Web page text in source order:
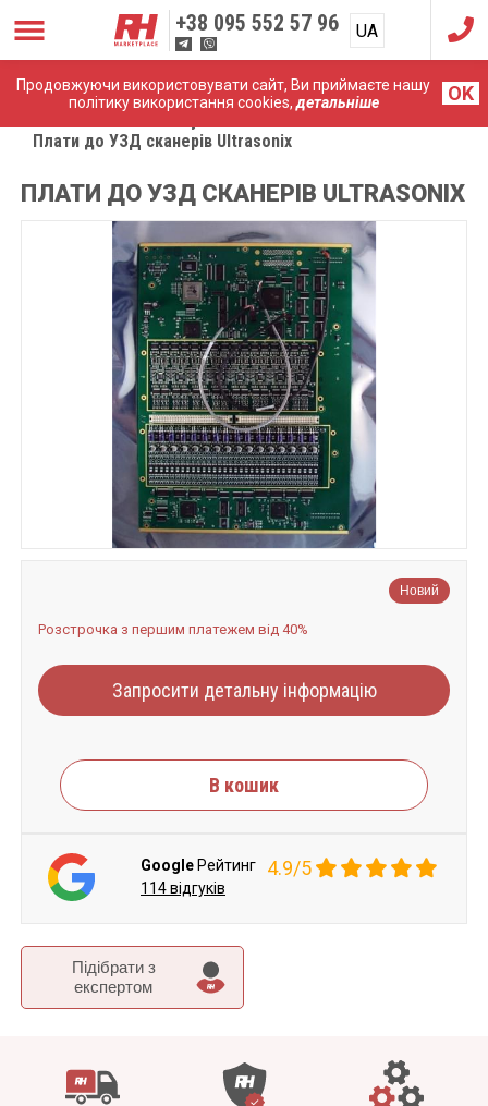
Продовжуючи використовувати сайт, Ви приймаєте нашу
політику використання cookies,детальніше OK
+38 095 552 57 96 UA
RU
Плати до УЗД сканерів Ultrasonix
ПЛАТИ ДО УЗД СКАНЕРІВ ULTRASONIX
Підібрати з
експертом
Новий
Розстрочка з першим платежем від 40%
Запросити детальну інформацію
В кошик
Google Рейтинг 4.9/5
114 відгуків